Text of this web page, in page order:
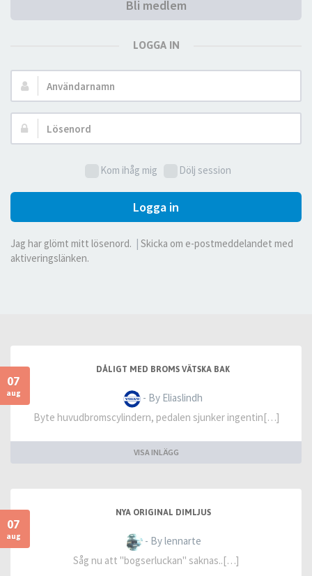
Bli medlem
LOGGA IN
Användarnamn:
Lösenord:
Kom ihåg mig Dölj session
Logga in
Jag har glömt mitt lösenord.
Skicka om e-postmeddelandet med
aktiveringslänken.
07
aug
DÅLIGT MED BROMS VÄTSKA BAK
- By Eliaslindh
Byte huvudbromscylindern, pedalen sjunker ingentin[…]
VISA INLÄGG
07
aug
NYA ORIGINAL DIMLJUS
- By lennarte
Såg nu att "bogserluckan" saknas..[…]